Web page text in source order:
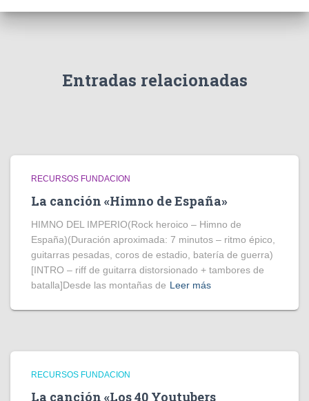
Entradas relacionadas
RECURSOS FUNDACION
La canción «Himno de España»
HIMNO DEL IMPERIO(Rock heroico – Himno de
España)(Duración aproximada: 7 minutos – ritmo épico,
guitarras pesadas, coros de estadio, batería de guerra)
[INTRO – riff de guitarra distorsionado + tambores de
batalla]Desde las montañas de Leer más
RECURSOS FUNDACION
La canción «Los 40 Youtubers